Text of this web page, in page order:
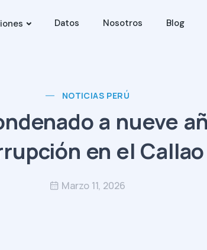
Datos Nosotros Blog
NOTICIAS PERÚ
a nueve
en el Callao
Marzo 11, 2026